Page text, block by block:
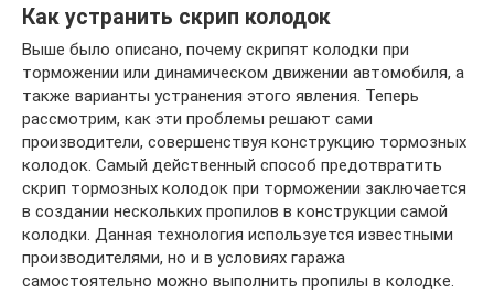
Как устранить скрип колодок
Выше было описано, почему скрипят колодки при
торможении или динамическом движении автомобиля, а
также варианты устранения этого явления. Теперь
рассмотрим, как эти проблемы решают сами
производители, совершенствуя конструкцию тормозных
колодок. Самый действенный способ предотвратить
скрип тормозных колодок при торможении заключается
в создании нескольких пропилов в конструкции самой
колодки. Данная технология используется известными
производителями, но и в условиях гаража
самостоятельно можно выполнить пропилы в колодке.